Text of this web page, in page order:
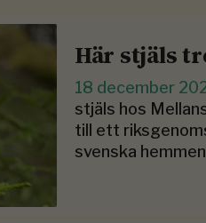
Här stjäls
18 december
stjäls hos
till ett
svenska